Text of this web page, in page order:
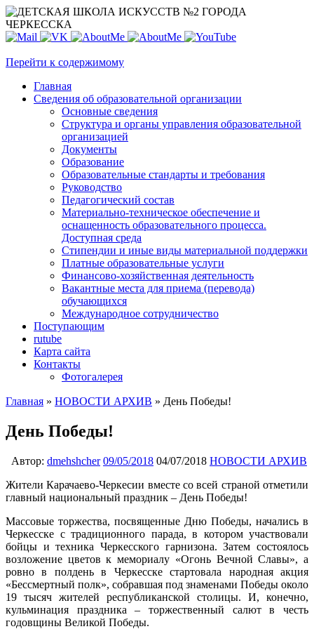
Перейти к содержимому
Главная
Сведения об образовательной организации
Основные сведения
Структура и органы управления образовательной
организацией
Документы
Образование
Образовательные стандарты и требования
Руководство
Педагогический состав
Материально-техническое обеспечение и
оснащенность образовательного процесса.
Доступная среда
Стипендии и иные виды материальной поддержки
Платные образовательные услуги
Финансово-хозяйственная деятельность
Вакантные места для приема (перевода)
обучающихся
Международное сотрудничество
Поступающим
rutube
Карта сайта
Контакты
Фотогалерея
Главная » НОВОСТИ АРХИВ » День Победы!
День Победы!
Автор: dmehshcher 09/05/2018 04/07/2018 НОВОСТИ АРХИВ
Жители Карачаево-Черкесии вместе со всей страной отметили
главный национальный праздник – День Победы!
Массовые торжества, посвященные Дню Победы, начались в
Черкесске с традиционного парада, в котором участвовали
бойцы и техника Черкесского гарнизона. Затем состоялось
возложение цветов к мемориалу «Огонь Вечной Славы», а
ровно в полдень в Черкесске стартовала народная акция
«Бессмертный полк», собравшая под знаменами Победы около
19 тысяч жителей республиканской столицы. И, конечно,
кульминация праздника – торжественный салют в честь
годовщины Великой Победы.